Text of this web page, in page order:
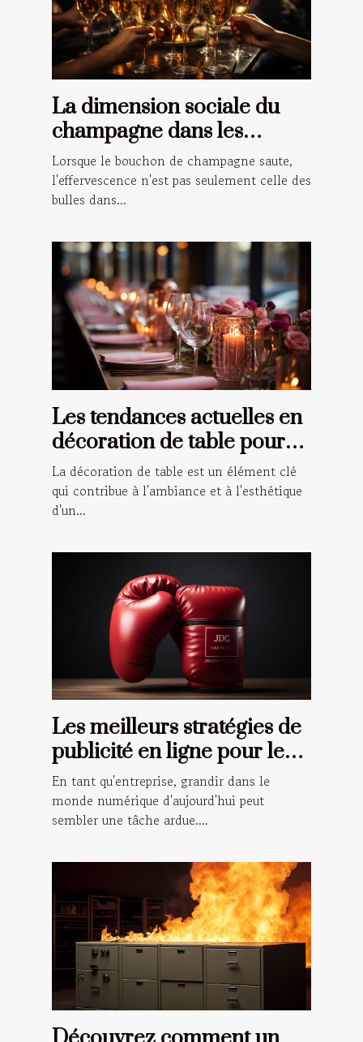
La dimension sociale du
champagne dans les
célébrations et les rituels
Lorsque le bouchon de champagne saute,
l'effervescence n'est pas seulement celle des
bulles dans...
Les tendances actuelles en
décoration de table pour
les événements spéciaux
La décoration de table est un élément clé
qui contribue à l'ambiance et à l'esthétique
d'un...
Les meilleurs stratégies de
publicité en ligne pour les
petites entreprises
En tant qu'entreprise, grandir dans le
monde numérique d'aujourd'hui peut
sembler une tâche ardue....